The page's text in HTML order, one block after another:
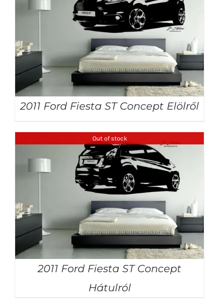
2011 Ford Fiesta ST Concept Elölről
Out of stock
2011 Ford Fiesta ST Concept
Hátulról